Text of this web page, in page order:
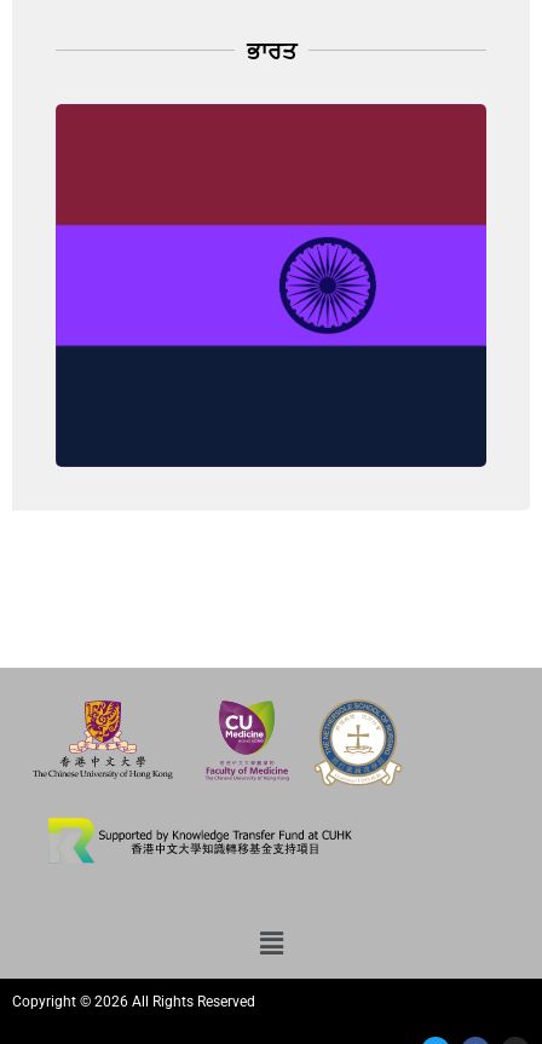
ਭਾਰਤ
ਘਟਨਾ ਦੀ ਦਰ: 25.8 ਪ੍ਰਤੀ 100,000 ਆਬਾਦੀ
(ਔਰਤ)
ਮੌਤ ਦਰ: 13.3 ਪ੍ਰਤੀ 100,000 ਆਬਾਦੀ
(ਔਰਤ)
Copyright © 2026 All Rights Reserved